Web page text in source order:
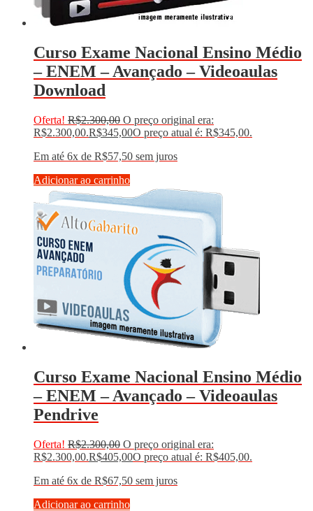
Curso Exame Nacional Ensino Médio
– ENEM – Avançado – Videoaulas
Download
Oferta! R$2.300,00 O preço original era:
R$2.300,00.R$345,00O preço atual é: R$345,00.
Em até 6x de R$57,50 sem juros
Adicionar ao carrinho
Curso Exame Nacional Ensino Médio
– ENEM – Avançado – Videoaulas
Pendrive
Oferta! R$2.300,00 O preço original era:
R$2.300,00.R$405,00O preço atual é: R$405,00.
Em até 6x de R$67,50 sem juros
Adicionar ao carrinho